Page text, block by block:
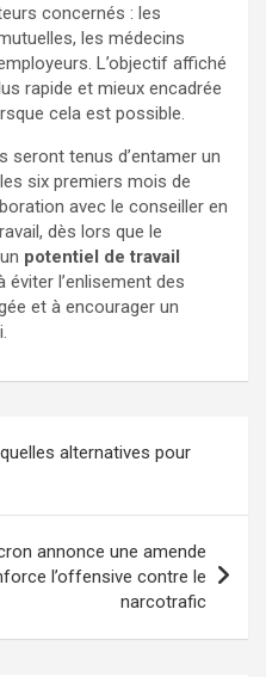
concernés : les
les médecins
L’objectif affiché
rapide et mieux encadrée
cela est possible.
seront tenus d’entamer un
six premiers mois de
avec le conseiller en
dès lors que le
potentiel de travail
éviter l’enlisement des
et à encourager un
alternatives pour
annonce une amende
l’offensive contre le
narcotrafic